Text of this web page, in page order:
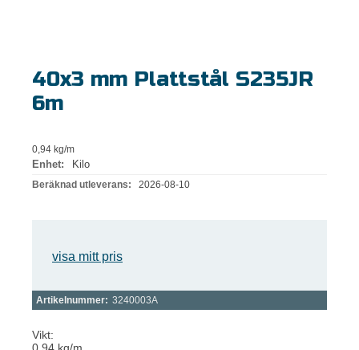
40x3 mm Plattstål S235JR
6m
0,94 kg/m
Enhet: Kilo
Beräknad utleverans: 2026-08-10
visa mitt pris
Artikelnummer: 3240003A
Vikt: